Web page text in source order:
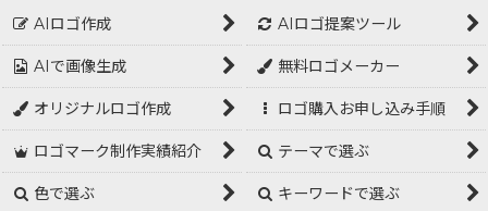
AIロゴ作成 AIロゴ提案ツール
AIで画像生成 無料ロゴメーカー
オリジナルロゴ作成 ロゴ購入お申し込み手順
ロゴマーク制作実績紹介 テーマで選ぶ
色で選ぶ キーワードで選ぶ